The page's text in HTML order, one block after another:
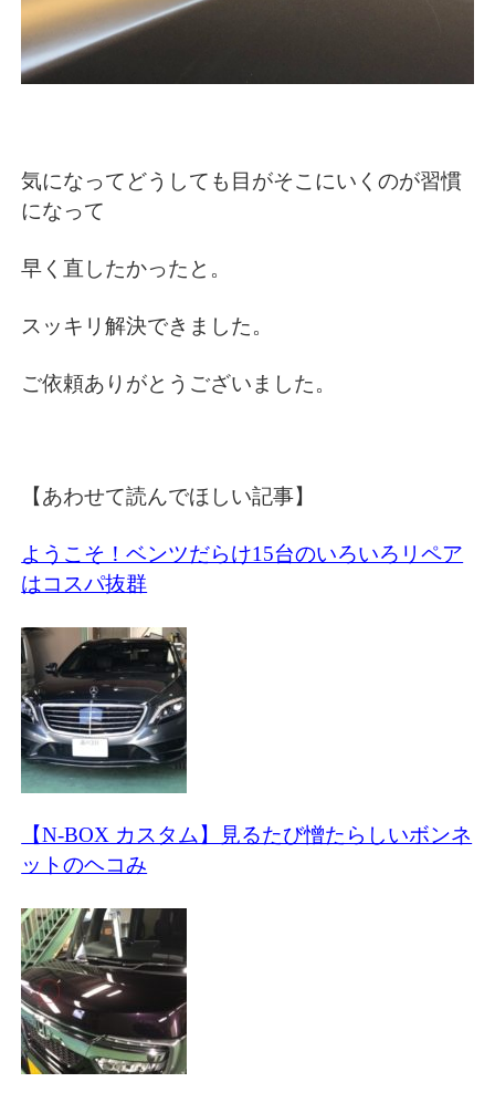
気になってどうしても目がそこにいくのが習慣
になって
早く直したかったと。
スッキリ解決できました。
ご依頼ありがとうございました。
【あわせて読んでほしい記事】
ようこそ！ベンツだらけ15台のいろいろリペア
はコスパ抜群
【N-BOX カスタム】見るたび憎たらしいボンネ
ットのヘコみ